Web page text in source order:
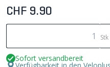
CHF 9.90
Stk
Sofort versandbereit